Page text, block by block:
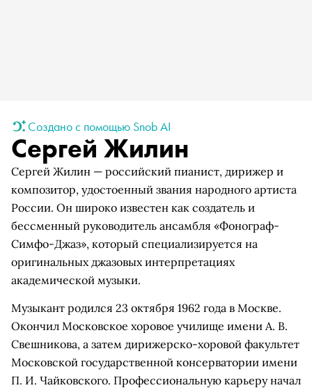
Создано с помощью Snob AI
Сергей Жилин
Сергей Жилин — российский пианист, дирижер и
композитор, удостоенный звания народного артиста
России. Он широко известен как создатель и
бессменный руководитель ансамбля «Фонограф-
Симфо-Джаз», который специализируется на
оригинальных джазовых интерпретациях
академической музыки.
Музыкант родился 23 октября 1962 года в Москве.
Окончил Московское хоровое училище имени А. В.
Свешникова, а затем дирижерско-хоровой факультет
Московской государственной консерватории имени
П. И. Чайковского. Профессиональную карьеру начал